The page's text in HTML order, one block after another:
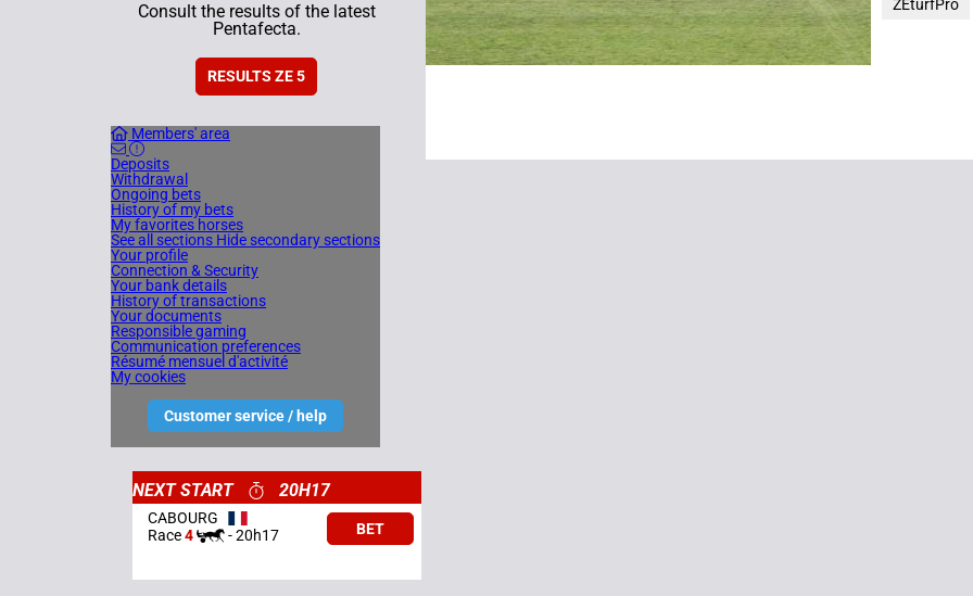
Consult the results of the latest
Pentafecta.
RESULTS ZE 5
Members' area
Deposits
Withdrawal
Ongoing bets
History of my bets
My favorites horses
See all sections Hide secondary sections
Your profile
Connection & Security
Your bank details
History of transactions
Your documents
Responsible gaming
Communication preferences
Résumé mensuel d'activité
My cookies
Customer service / help
ZEturfPro
NEXT START 20H17
CABOURG
Race4 -20h17 BET